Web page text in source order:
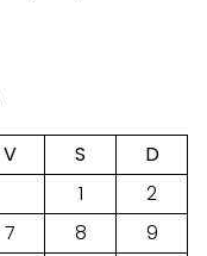
V S
D
1
2
7 8
9